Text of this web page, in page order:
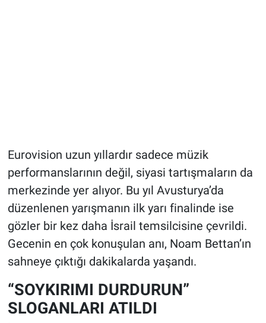
Eurovision uzun yıllardır sadece müzik
performanslarının değil, siyasi tartışmaların da
merkezinde yer alıyor. Bu yıl Avusturya’da
düzenlenen yarışmanın ilk yarı finalinde ise
gözler bir kez daha İsrail temsilcisine çevrildi.
Gecenin en çok konuşulan anı, Noam Bettan’ın
sahneye çıktığı dakikalarda yaşandı.
“SOYKIRIMI DURDURUN”
SLOGANLARI ATILDI